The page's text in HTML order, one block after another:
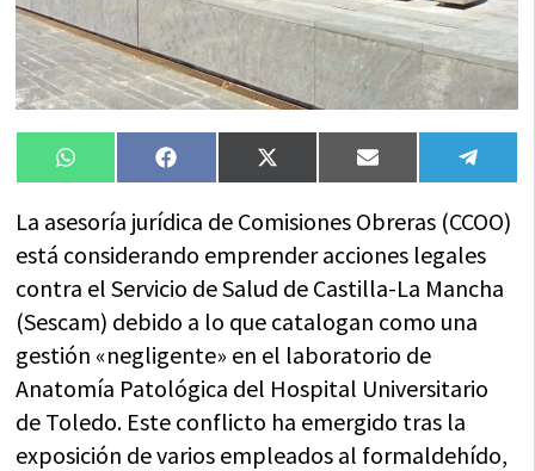
Compartir
en
WhatsAppCompartir
en
FacebookCompartir
en
X
(Twitter)
Compartir
en
Email
en
La asesoría jurídica de Comisiones Obreras (CCOO)
está considerando emprender acciones legales
contra el Servicio de Salud de Castilla-La Mancha
(Sescam) debido a lo que catalogan como una
gestión «negligente» en el laboratorio de
Anatomía Patológica del Hospital Universitario
de Toledo. Este conflicto ha emergido tras la
exposición de varios empleados al formaldehído,